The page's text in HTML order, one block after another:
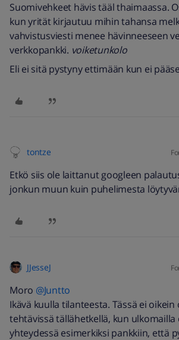
Suomivehkeet hävis tääl thaimaassa.
kun yrität kirjautuu mihin tahansa
vahvistusviesti menee hävinneeseen
verkkopankki. voiketunkolo
Eli ei sitä pystyny ettimään kun ei
tontze
Etkö siis ole laittanut googleen
jonkun muun kuin puhelimesta
JJesseJ
Moro @Juntto
Ikävä kuulla tilanteesta. Tässä ei
tehtävissä tällähetkellä, kun
yhteydessä esimerkiksi pankkiin, että